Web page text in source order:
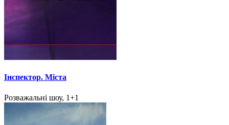
Інспектор. Міста
Розважальні шоу, 1+1